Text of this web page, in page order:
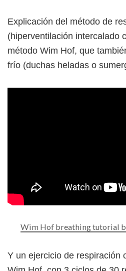
Explicación del método de
(hiperventilación intercalado
método Wim Hof, que
frío (duchas heladas o
Wim Hof breathing tutorial
Y un ejercicio de respiración